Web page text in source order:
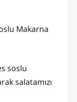
Makarna
soslu
salatamızı